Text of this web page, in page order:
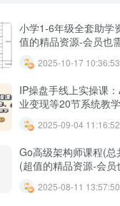
小学1-6年级全套助学
值的精品资源-会员也
2025-10-17 10:36:53
IP操盘手线上实操课
业变现等20节系统教学
2025-09-04 11:16:52
Go高级架构师课程(
(超值的精品资源-会
2025-08-11 13:57:50